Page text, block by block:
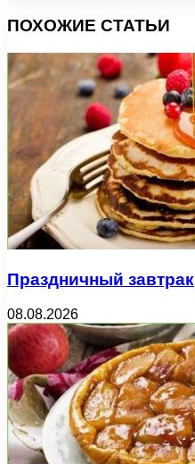
ПОХОЖИЕ СТАТЬИ
Праздничный завтрак
08.08.2026